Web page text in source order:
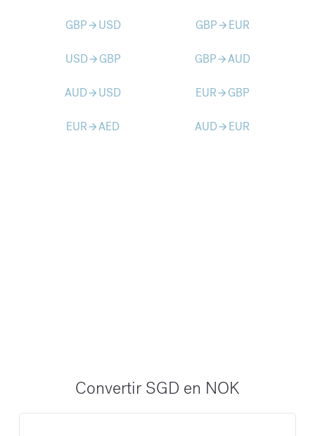
GBParrow_forward USD GBParrow_forward EUR
USDarrow_forward GBP GBParrow_forwardAUD
AUDarrow_forward USD EURarrow_forward GBP
EURarrow_forwardAED AUDarrow_forward EUR
Convertir SGD en NOK